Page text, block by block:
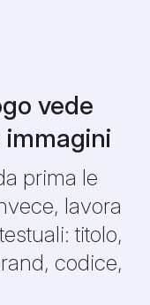
vede
prima le
lavora
titolo,
codice,